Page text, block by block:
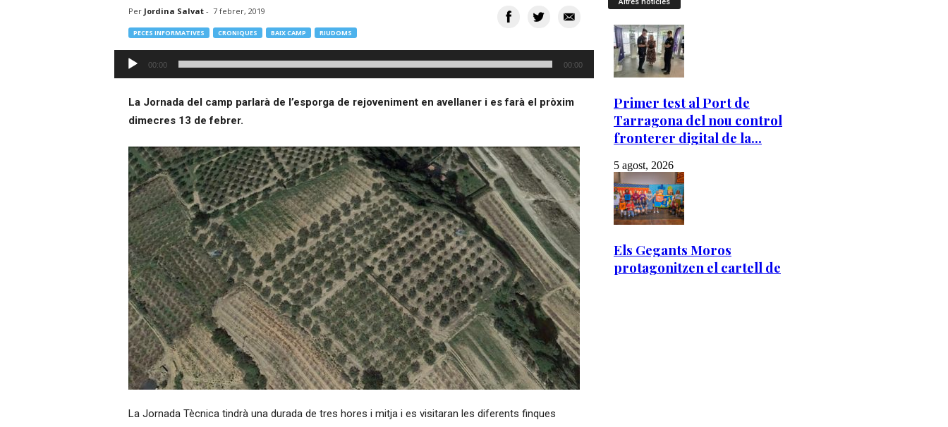
Per Jordina Salvat- 7 febrer, 2019
PECES INFORMATIVES CRONIQUES BAIX CAMP RIUDOMS
Reproductor
d'àudio
00:00 00:00
La Jornada del camp parlarà de l’esporga de rejoveniment en avellaner i es farà el pròxim
dimecres 13 de febrer.
La Jornada Tècnica tindrà una durada de tres hores i mitja i es visitaran les diferents finques